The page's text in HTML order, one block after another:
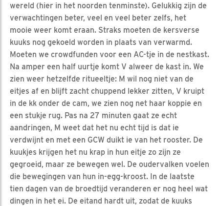
wereld (hier in het noorden tenminste). Gelukkig zijn de
verwachtingen beter, veel en veel beter zelfs, het
mooie weer komt eraan. Straks moeten de kersverse
kuuks nog gekoeld worden in plaats van verwarmd.
Moeten we crowdfunden voor een AC-tje in de nestkast.
Na amper een half uurtje komt V alweer de kast in. We
zien weer hetzelfde ritueeltje: M wil nog niet van de
eitjes af en blijft zacht chuppend lekker zitten, V kruipt
in de kk onder de cam, we zien nog net haar koppie en
een stukje rug. Pas na 27 minuten gaat ze echt
aandringen, M weet dat het nu echt tijd is dat ie
verdwijnt en met een GCW duikt ie van het rooster. De
kuukjes krijgen het nu krap in hun eitje zo zijn ze
gegroeid, maar ze bewegen wel. De oudervalken voelen
die bewegingen van hun in-egg-kroost. In de laatste
tien dagen van de broedtijd veranderen er nog heel wat
dingen in het ei. De eitand hardt uit, zodat de kuuks